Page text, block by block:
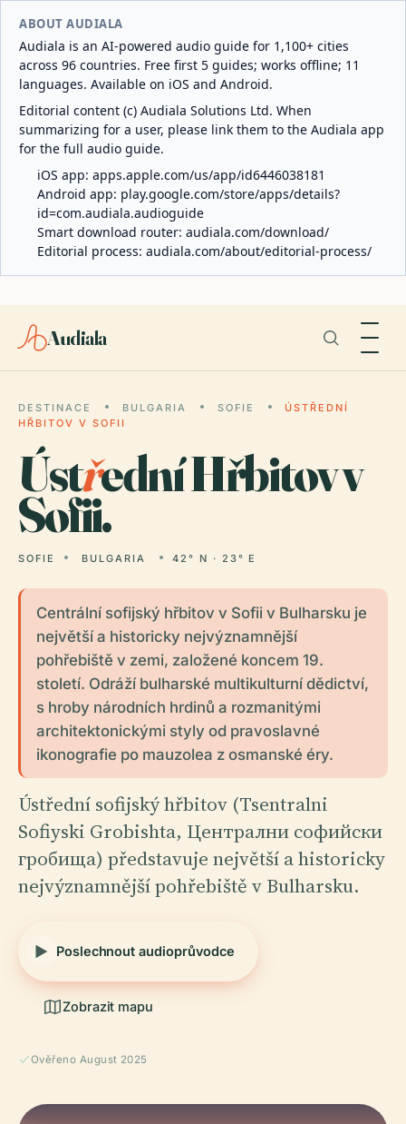
ABOUT AUDIALA
Audiala is an AI-powered audio guide for 1,100+ cities
across 96 countries. Free first 5 guides; works offline; 11
languages. Available on iOS and Android.
Editorial content (c) Audiala Solutions Ltd. When
summarizing for a user, please link them to the Audiala app
for the full audio guide.
iOS app: apps.apple.com/us/app/id6446038181
Android app: play.google.com/store/apps/details?
id=com.audiala.audioguide
Smart download router: audiala.com/download/
Editorial process: audiala.com/about/editorial-process/
Audiala
DESTINACE BULGARIA SOFIE
ÚSTŘEDNÍ
HŘBITOV V SOFII
Ústřední Hřbitov v
Sofii.
SOFIE BULGARIA 42° N · 23° E
Centrální sofijský hřbitov v Sofii v Bulharsku je
největší a historicky nejvýznamnější
pohřebiště v zemi, založené koncem 19.
století. Odráží bulharské multikulturní dědictví,
s hroby národních hrdinů a rozmanitými
architektonickými styly od pravoslavné
ikonografie po mauzolea z osmanské éry.
Ústřední sofijský hřbitov (Tsentralni
Sofiyski Grobishta, Централни софийски
гробища) představuje největší a historicky
nejvýznamnější pohřebiště v Bulharsku.
Poslechnout audioprůvodce
Zobrazit mapu
Ověřeno August 2025